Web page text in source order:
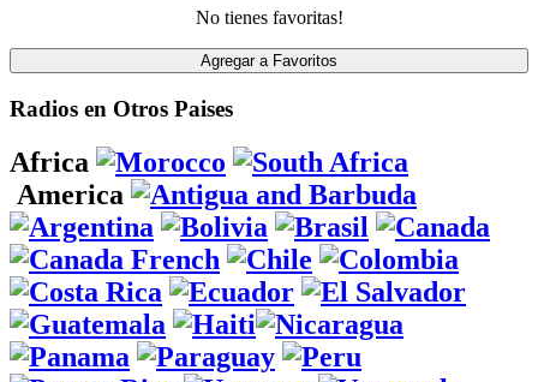
No tienes favoritas!
Radios en Otros Paises
Africa
America